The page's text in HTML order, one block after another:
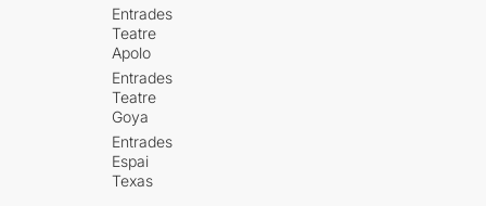
Entrades
Teatre
Apolo
Entrades
Teatre
Goya
Entrades
Espai
Texas